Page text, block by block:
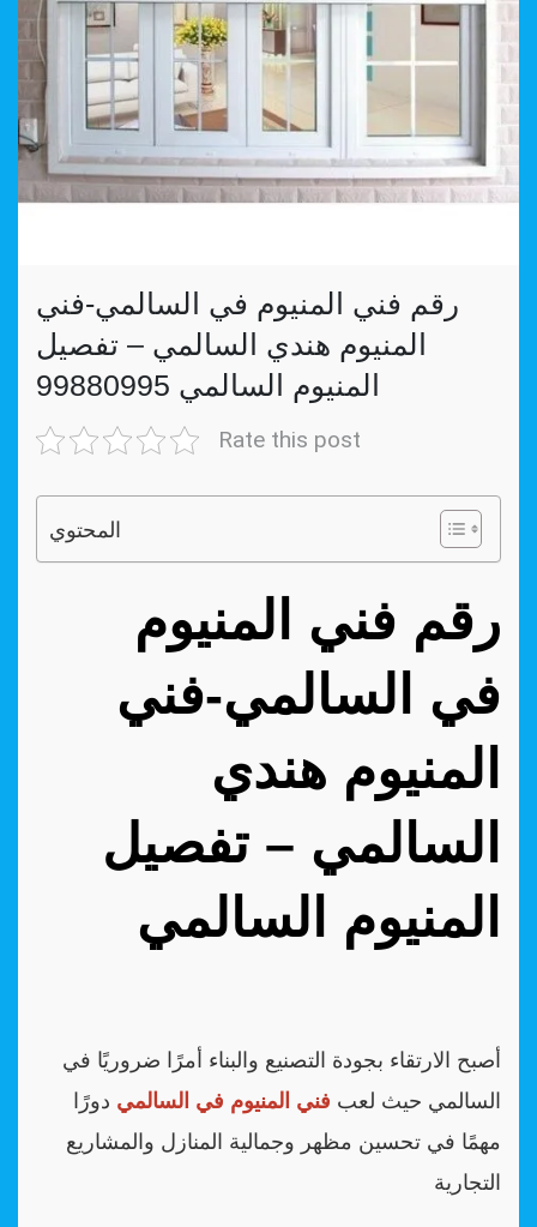
رقم فني المنيوم في السالمي-فني
المنيوم هندي السالمي – تفصيل
المنيوم السالمي 99880995
Rate this post
المحتوي
في السالمي-فني
المنيوم هندي
السالمي – تفصيل
المنيوم السالمي
أصبح الارتقاء بجودة التصنيع والبناء أمرًا ضروريًا في
السالمي حيث لعب فني المنيوم في السالمي دورًا
مهمًا في تحسين مظهر وجمالية المنازل والمشاريع
التجارية